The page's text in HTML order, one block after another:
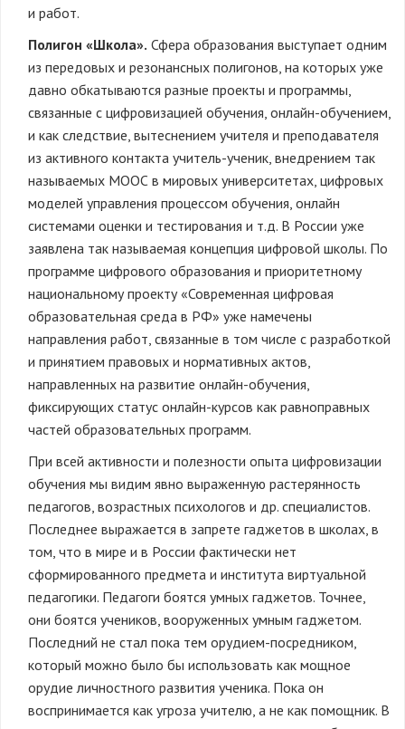
и работ.
Полигон «Школа». Сфера образования выступает одним
из передовых и резонансных полигонов, на которых уже
давно обкатываются разные проекты и программы,
связанные с цифровизацией обучения, онлайн-обучением,
и как следствие, вытеснением учителя и преподавателя
из активного контакта учитель-ученик, внедрением так
называемых МООС в мировых университетах, цифровых
моделей управления процессом обучения, онлайн
системами оценки и тестирования и т.д. В России уже
заявлена так называемая концепция цифровой школы. По
программе цифрового образования и приоритетному
национальному проекту «Современная цифровая
образовательная среда в РФ» уже намечены
направления работ, связанные в том числе с разработкой
и принятием правовых и нормативных актов,
направленных на развитие онлайн-обучения,
фиксирующих статус онлайн-курсов как равноправных
частей образовательных программ.
При всей активности и полезности опыта цифровизации
обучения мы видим явно выраженную растерянность
педагогов, возрастных психологов и др. специалистов.
Последнее выражается в запрете гаджетов в школах, в
том, что в мире и в России фактически нет
сформированного предмета и института виртуальной
педагогики. Педагоги боятся умных гаджетов. Точнее,
они боятся учеников, вооруженных умным гаджетом.
Последний не стал пока тем орудием-посредником,
который можно было бы использовать как мощное
орудие личностного развития ученика. Пока он
воспринимается как угроза учителю, а не как помощник. В